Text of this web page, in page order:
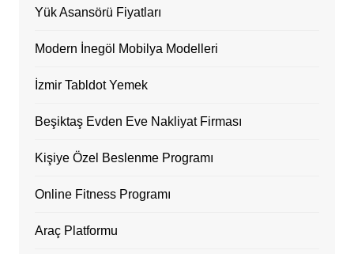
Yük Asansörü Fiyatları
Modern İnegöl Mobilya Modelleri
İzmir Tabldot Yemek
Beşiktaş Evden Eve Nakliyat Firması
Kişiye Özel Beslenme Programı
Online Fitness Programı
Araç Platformu